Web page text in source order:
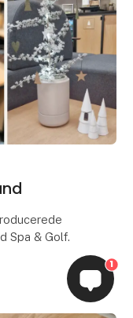
Spa & Golf.
opgave
1